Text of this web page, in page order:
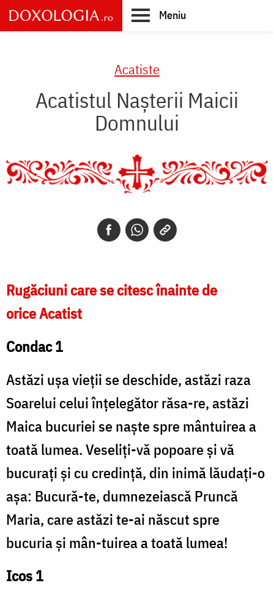
Skip
to
main
Meniu
Acatiste
Acatistul Nașterii Maicii
Domnului
Rugăciuni care se citesc înainte de
orice Acatist
Condac 1
Astăzi ușa vieții se deschide, astăzi raza
Soarelui celui înțelegător răsa-re, astăzi
Maica bucuriei se naște spre mântuirea a
toată lumea. Veseliți-vă popoare și vă
bucurați și cu credință, din inimă lăudați-o
așa: Bucură-te, dumnezeiască Pruncă
Maria, care astăzi te-ai născut spre
bucuria și mân-tuirea a toată lumea!
Icos 1